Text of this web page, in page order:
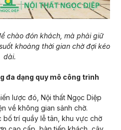
chào đón khách, mà phải giữ
khoảng thời gian chờ đợi kéo
dài.
đa dạng quy mô công trình
lược đó, Nội thất Ngọc Diệp
về không gian sảnh chờ.
trí quầy lễ tân, khu vực chờ